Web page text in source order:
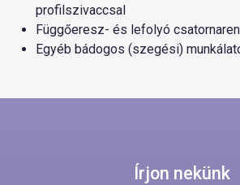
profilszivaccsal
Függőeresz- és lefolyó
Egyéb bádogos (szegési)
Írjon nekünk